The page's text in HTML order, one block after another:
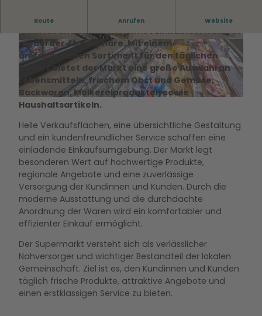
© (C) Thomas Meinicke Photography |
© (C) Thomas Meinicke Photography |
CC-BY-NC-ND
© (C) Thomas Meinicke Photography |
CC-BY-NC-ND
Route Anrufen Website
Nah & gut Steimker Gärten steht für Frische,
Qualität und ein angenehmes Einkaufserlebnis in
moderner Atmosphäre. Mit einem
umfangreichen Sortiment für den täglichen
Bedarf bietet der Markt eine große Auswahl an
Lebensmitteln, frischem Obst und Gemüse,
Backwaren, Molkereiprodukten sowie
Haushaltsartikeln.
Helle Verkaufsflächen, eine übersichtliche Gestaltung
und ein kundenfreundlicher Service schaffen eine
einladende Einkaufsumgebung. Der Markt legt
besonderen Wert auf hochwertige Produkte,
regionale Angebote und eine zuverlässige
Versorgung der Kundinnen und Kunden. Durch die
moderne Ausstattung und die durchdachte
Anordnung der Waren wird ein komfortabler und
effizienter Einkauf ermöglicht.
Der Supermarkt versteht sich als verlässlicher
Nahversorger und wichtiger Bestandteil der lokalen
Gemeinschaft. Ziel ist es, den Kundinnen und Kunden
täglich frische Produkte, attraktive Angebote und
einen erstklassigen Service zu bieten.